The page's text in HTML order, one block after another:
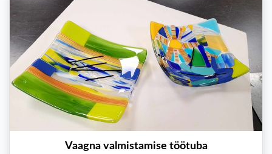
Vaagna valmistamise töötuba